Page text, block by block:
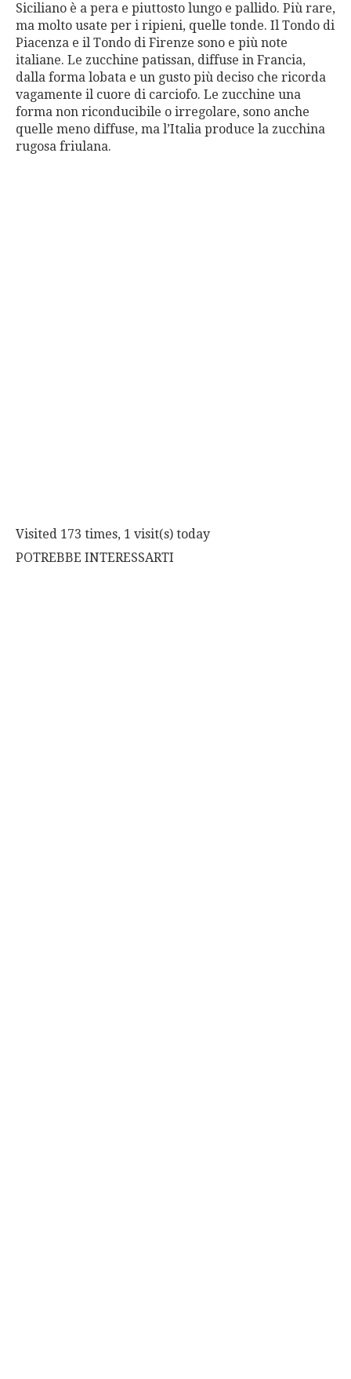
Siciliano è a pera e piuttosto lungo e pallido. Più rare,
ma molto usate per i ripieni, quelle tonde. Il Tondo di
Piacenza e il Tondo di Firenze sono e più note
italiane. Le zucchine patissan, diffuse in Francia,
dalla forma lobata e un gusto più deciso che ricorda
vagamente il cuore di carciofo. Le zucchine una
forma non riconducibile o irregolare, sono anche
quelle meno diffuse, ma l’Italia produce la zucchina
rugosa friulana.
Visited 173 times, 1 visit(s) today
POTREBBE INTERESSARTI